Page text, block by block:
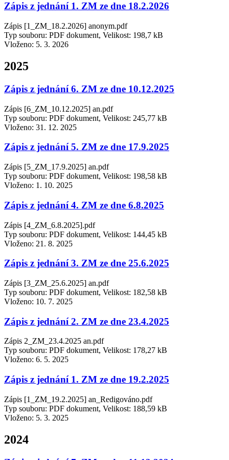
Zápis z jednání 1. ZM ze dne 18.2.2026
Zápis [1_ZM_18.2.2026] anonym.pdf
Typ souboru: PDF dokument, Velikost: 198,7 kB
Vloženo: 5. 3. 2026
2025
Zápis z jednání 6. ZM ze dne 10.12.2025
Zápis [6_ZM_10.12.2025] an.pdf
Typ souboru: PDF dokument, Velikost: 245,77 kB
Vloženo: 31. 12. 2025
Zápis z jednání 5. ZM ze dne 17.9.2025
Zápis [5_ZM_17.9.2025] an.pdf
Typ souboru: PDF dokument, Velikost: 198,58 kB
Vloženo: 1. 10. 2025
Zápis z jednání 4. ZM ze dne 6.8.2025
Zápis [4_ZM_6.8.2025].pdf
Typ souboru: PDF dokument, Velikost: 144,45 kB
Vloženo: 21. 8. 2025
Zápis z jednání 3. ZM ze dne 25.6.2025
Zápis [3_ZM_25.6.2025] an.pdf
Typ souboru: PDF dokument, Velikost: 182,58 kB
Vloženo: 10. 7. 2025
Zápis z jednání 2. ZM ze dne 23.4.2025
Zápis 2_ZM_23.4.2025 an.pdf
Typ souboru: PDF dokument, Velikost: 178,27 kB
Vloženo: 6. 5. 2025
Zápis z jednání 1. ZM ze dne 19.2.2025
Zápis [1_ZM_19.2.2025] an_Redigováno.pdf
Typ souboru: PDF dokument, Velikost: 188,59 kB
Vloženo: 5. 3. 2025
2024